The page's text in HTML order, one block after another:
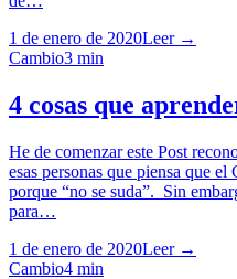
1 de enero de 2020Leer →
Cambio3 min
4 cosas que
He de comenzar este Post
esas personas que piensa que
porque “no se suda”. Sin
para…
1 de enero de 2020Leer →
Cambio4 min